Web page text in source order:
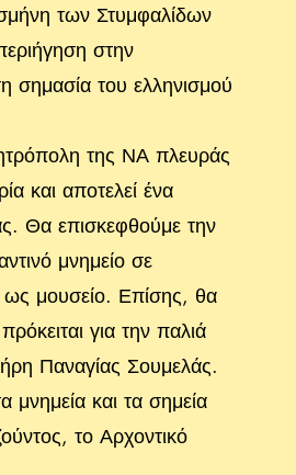
των Στυμφαλίδων
στην
σημασία του ελληνισμού
της ΝΑ πλευράς
και αποτελεί ένα
Θα επισκεφθούμε την
μνημείο σε
ως μουσείο. Επίσης, θα
για την παλιά
Παναγίας Σουμελάς.
μνημεία και τα σημεία
το Αρχοντικό